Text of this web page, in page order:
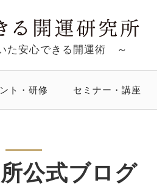
た安心できる開運術 ～
ト・研修 セミナー・講座
公式ブログ